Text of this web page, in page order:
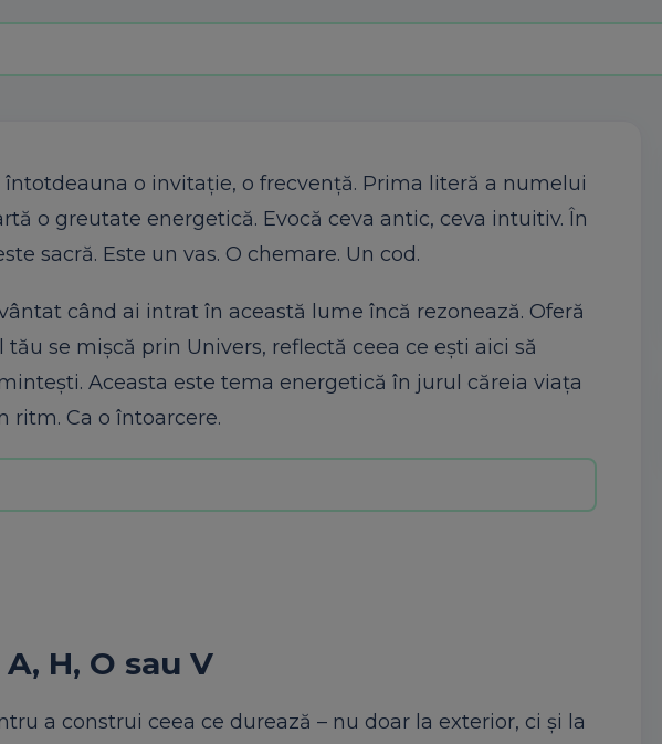
o invitație, o frecvență. Prima literă a numelui
o greutate energetică. Evocă ceva antic, ceva intuitiv. În
sacră. Este un vas. O chemare. Un cod.
când ai intrat în această lume încă rezonează. Oferă
se mișcă prin Univers, reflectă ceea ce ești aici să
Aceasta este tema energetică în jurul căreia viața
ritm. Ca o întoarcere.
H, O sau V
a construi ceea ce durează – nu doar la exterior, ci și la